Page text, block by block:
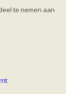
te nemen aan